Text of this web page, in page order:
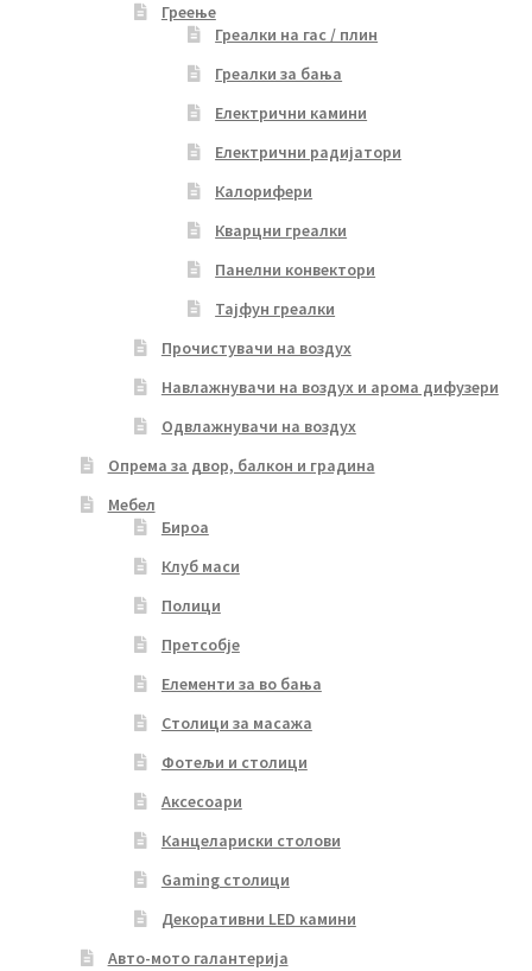
Греење
Греалки на гас / плин
Греалки за бања
Електрични камини
Електрични радијатори
Калорифери
Кварцни греалки
Панелни конвектори
Тајфун греалки
Прочистувачи на воздух
Навлажнувачи на воздух и арома дифузери
Одвлажнувачи на воздух
Опрема за двор, балкон и градина
Мебел
Бироа
Клуб маси
Полици
Претсобје
Елементи за во бања
Столици за масажа
Фотељи и столици
Аксесоари
Канцелариски столови
Gaming столици
Декоративни LED камини
Авто-мото галантерија